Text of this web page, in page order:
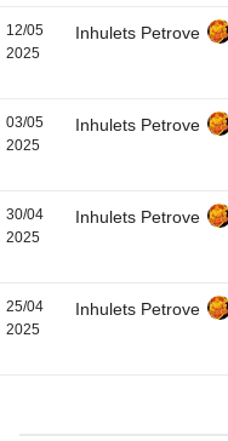
12/05
2025
Inhulets Petrove
03/05
2025
Inhulets Petrove
30/04
2025
Inhulets Petrove
25/04
2025
Inhulets Petrove